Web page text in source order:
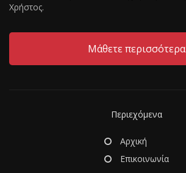
Χρήστος.
Μάθετε περισσότερα
Περιεχόμενα
Αρχική
Επικοινωνία